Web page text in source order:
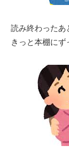
読み終わったあ
きっと本棚にず